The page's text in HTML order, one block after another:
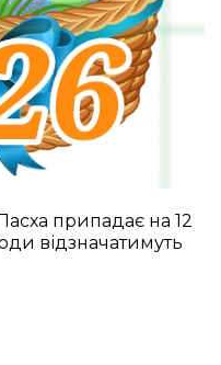
припадає на 12
відзначатимуть